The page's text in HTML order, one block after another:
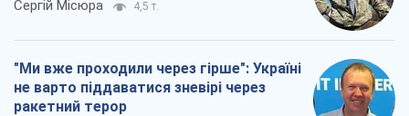
Сергій Місюра 4,5 т.
"Ми вже проходили через гірше": Україні
не варто піддаватися зневірі через
ракетний терор